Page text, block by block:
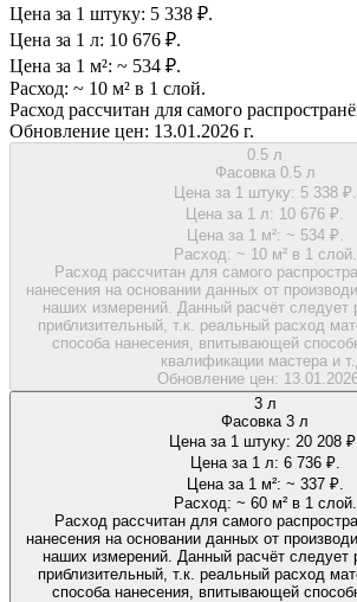
Цена за 1 штуку: 5 338 ₽.
Цена за 1 л: 10 676 ₽.
Цена за 1 м²: ~ 534 ₽.
Расход: ~ 10 м² в 1 слой.
Расход рассчитан для самого
Обновление цен: 13.01.2026 г.
0.5 л
Фасовка 0.5 л
Цена за 1 штуку: 5 338 ₽.
Цена за 1 л: 10 676 ₽.
Цена за 1 м²: ~ 534 ₽.
Расход: ~ 10 м² в 1 слой.
Расход рассчитан для самого
нанесения на основании данных от
наших измерений. Данный расчёт следует
приблизительный, т.к. реальный расход
способа нанесения, впитывающей
квалификации мастера и
Обновление цен: 13.01.2026
3 л
Фасовка 3 л
Цена за 1 штуку: 20 208 ₽.
Цена за 1 л: 6 736 ₽.
Цена за 1 м²: ~ 337 ₽.
Расход: ~ 60 м² в 1 слой.
Расход рассчитан для самого
нанесения на основании данных от
наших измерений. Данный расчёт следует
приблизительный, т.к. реальный расход
способа нанесения, впитывающей